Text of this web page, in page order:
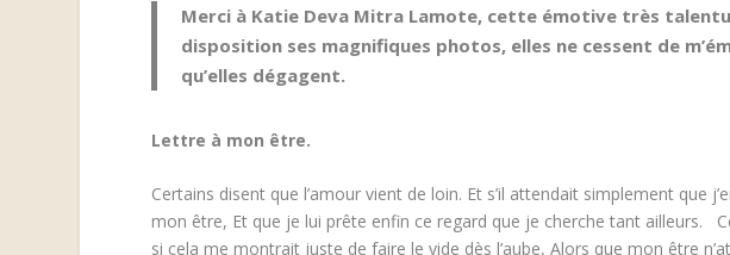
Merci à Katie Deva Mitra Lamote, cette émotive très
disposition ses magnifiques photos, elles ne cessent de
qu’elles dégagent.
Lettre à mon être.
Certains disent que l’amour vient de loin. Et s’il attendait simplement que
mon être, Et que je lui prête enfin ce regard que je cherche tant ailleurs.
si cela me montrait juste de faire le vide dès l’aube, Alors que mon être